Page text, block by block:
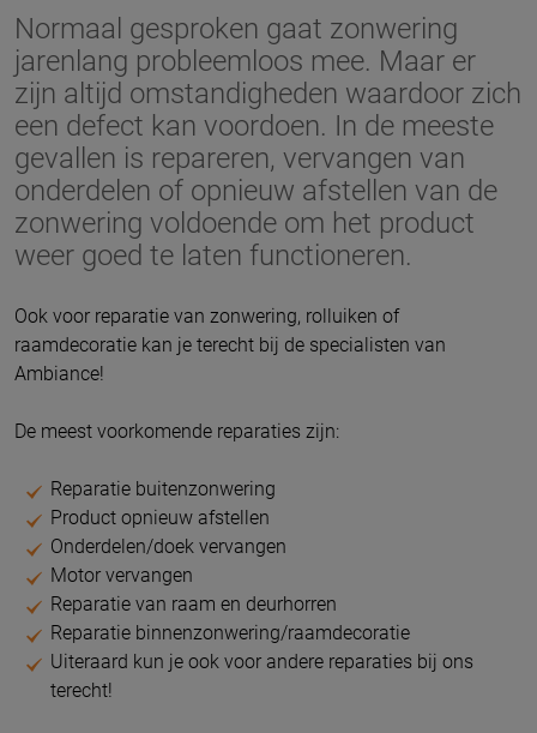
Normaal gesproken gaat zonwering
jarenlang probleemloos mee. Maar er
zijn altijd omstandigheden waardoor zich
een defect kan voordoen. In de meeste
gevallen is repareren, vervangen van
onderdelen of opnieuw afstellen van de
zonwering voldoende om het product
weer goed te laten functioneren.
Ook voor reparatie van zonwering, rolluiken of
raamdecoratie kan je terecht bij de specialisten van
Ambiance!
De meest voorkomende reparaties zijn:
Reparatie buitenzonwering
Product opnieuw afstellen
Onderdelen/doek vervangen
Motor vervangen
Reparatie van raam en deurhorren
Reparatie binnenzonwering/raamdecoratie
Uiteraard kun je ook voor andere reparaties bij ons
terecht!